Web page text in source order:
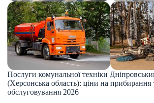
Послуги комунальної техніки
(Херсонська область): ціни на прибирання
обслуговування 2026